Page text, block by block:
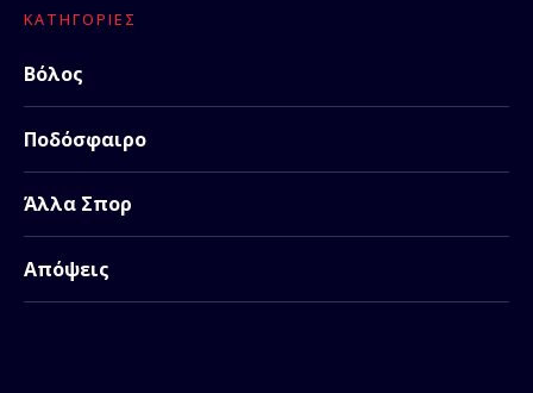
ΚΑΤΗΓΟΡΊΕΣ
Βόλος
Ποδόσφαιρο
Άλλα Σπορ
Απόψεις